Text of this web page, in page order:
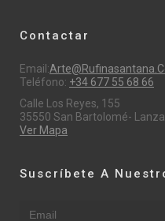
Contactar
Email:
Teléfono: +34 677 55 68 66
Calle Los Reyes, 155
35550 San Bartolomé-
Ver Mapa
Suscríbete A
Email